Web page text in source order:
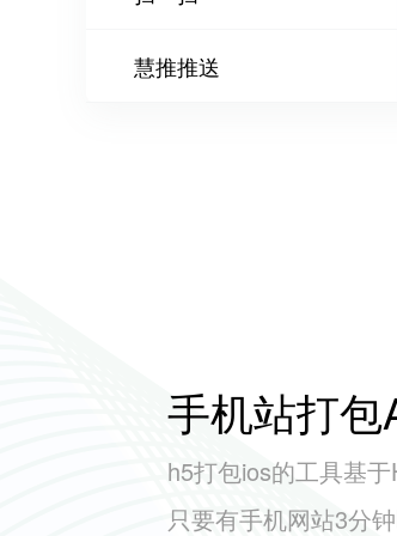
慧推推送
手机站打包
h5打包ios的工具基
只要有手机网站3分